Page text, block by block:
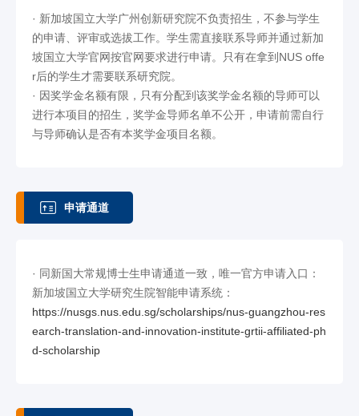
· 新加坡国立大学广州创新研究院不负责招生，不参与学生
的申请、评审或选拔工作。学生需直接联系导师并通过新加
坡国立大学官网按官网要求进行申请。只有在拿到NUS offe
r后的学生才需要联系研究院。
· 因奖学金名额有限，只有分配到该奖学金名额的导师可以
进行本项目的招生，奖学金导师名单不公开，申请前需自行
与导师确认是否有本奖学金项目名额。
申请通道
· 同新国大常规博士生申请通道一致，唯一官方申请入口：
新加坡国立大学研究生院智能申请系统：
https://nusgs.nus.edu.sg/scholarships/nus-guangzhou-res
earch-translation-and-innovation-institute-grtii-affiliated-ph
d-scholarship